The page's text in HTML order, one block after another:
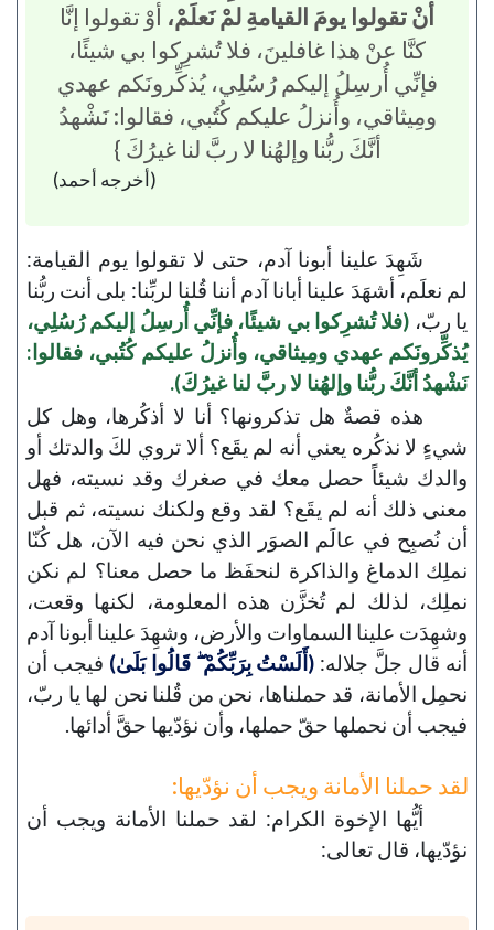
أنْ تقولوا يومَ القيامةِ لمْ نَعلَمْ، أوْ تقولوا إنَّا
كنَّا عنْ هذا غافلينَ، فلا تُشرِكوا بي شيئًا،
فإنِّي أُرسِلُ إليكم رُسُلِي، يُذكِّرونَكم عهدي
ومِيثاقي، وأُنزلُ عليكم كُتُبي، فقالوا: نَشْهدُ
أنَّكَ ربُّنا وإلهُنا لا ربَّ لنا غيرُكَ }
(أخرجه أحمد)
شَهِدَ علينا أبونا آدم، حتى لا تقولوا يوم القيامة:
لم نعلَم، أشهَدَ علينا أبانا آدم أننا قُلنا لربِّنا: بلى أنت ربُّنا
يا ربّ، (فلا تُشرِكوا بي شيئًا، فإنِّي أُرسِلُ إليكم رُسُلِي،
يُذكِّرونَكم عهدي ومِيثاقي، وأُنزلُ عليكم كُتُبي، فقالوا:
نَشْهدُ أنَّكَ ربُّنا وإلهُنا لا ربَّ لنا غيرُكَ).
هذه قصةٌ هل تذكرونها؟ أنا لا أذكُرها، وهل كل
شيءٍ لا نذكُره يعني أنه لم يقَع؟ ألا تروي لكَ والدتك أو
والدك شيئاً حصل معك في صغرك وقد نسيته، فهل
معنى ذلك أنه لم يقَع؟ لقد وقع ولكنك نسيته، ثم قبل
أن نُصبِح في عالَم الصوَر الذي نحن فيه الآن، هل كُنّا
نملِك الدماغ والذاكرة لنحفَظ ما حصل معنا؟ لم نكن
نملِك، لذلك لم تُخزَّن هذه المعلومة، لكنها وقعت،
وشهِدَت علينا السماوات والأرض، وشهِدَ علينا أبونا آدم
أنه قال جلَّ جلاله: (أَلَسْتُ بِرَبِّكُمْ ۖ قَالُوا بَلَىٰ) فيجب أن
نحمِل الأمانة، قد حملناها، نحن من قُلنا نحن لها يا ربّ،
فيجب أن نحملها حقّ حملها، وأن نؤدّيها حقَّ أدائها.
لقد حملنا الأمانة ويجب أن نؤدّيها:
أيُّها الإخوة الكرام: لقد حملنا الأمانة ويجب أن
نؤدّيها، قال تعالى: